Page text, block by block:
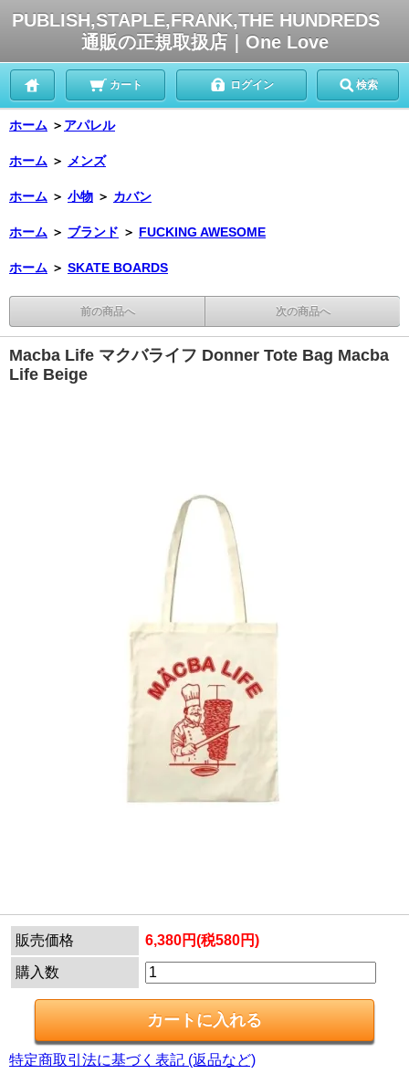
PUBLISH,STAPLE,FRANK,THE HUNDREDS
通販の正規取扱店｜One Love
カート ログイン 検索
ホーム ＞ アパレル
ホーム ＞ メンズ
ホーム ＞ 小物 ＞ カバン
ホーム ＞ ブランド ＞ FUCKING AWESOME
ホーム ＞ SKATE BOARDS
前の商品へ 次の商品へ
Macba Life マクバライフ Donner Tote Bag Macba
Life Beige
販売価格 6,380円(税580円)
購入数
特定商取引法に基づく表記 (返品など)